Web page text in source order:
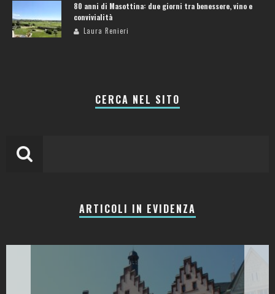
80 anni di Masottina: due giorni tra benessere, vino e
convivialità
Laura Renieri
CERCA NEL SITO
ARTICOLI IN EVIDENZA